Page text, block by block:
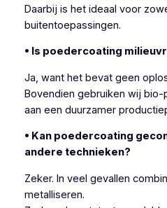
Daarbij is het ideaal voor
buitentoepassingen.
• Is poedercoating
Ja, want het bevat geen
Bovendien gebruiken wij
aan een duurzamer
• Kan poedercoating
andere technieken?
Zeker. In veel gevallen
metalliseren.